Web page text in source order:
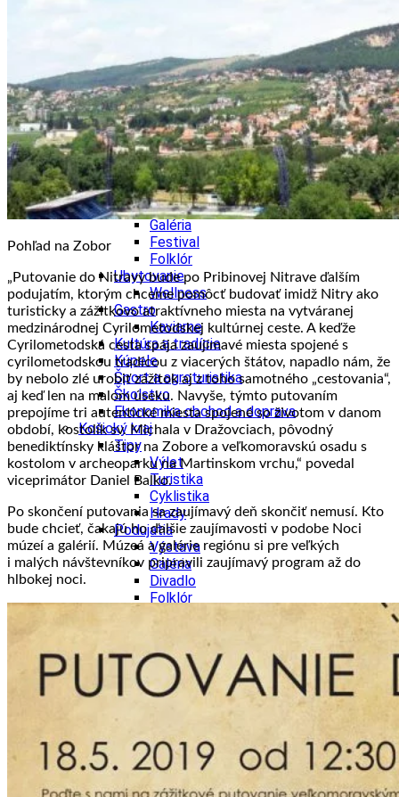
Školstvo
Ekonomika obchod a doprava
Banskobystrický kraj
Tipy
Výlet
Turistika
Cyklistika
Hrady
Podujatia
Výstava
Galéria
Festival
Folklór
Ubytovanie
Wellness
Gastro
Kaviarne
Kultúra a tradície
Kúpele
Šport a agroturistika
Školstvo
Ekonomika obchod a doprava
Košický kraj
Tipy
Výlet
Turistika
Cyklistika
Hrady
Podujatia
Výstava
Galéria
Divadlo
Folklór
Pobyty
Gastro
Kaviarne
Víno
Kultúra a tradície
Šport a agroturistika
Školstvo
Ekonomika obchod a doprava
Prešovský kraj
Pohľad na Zobor
„Putovanie do Nitravy bude po Pribinovej Nitrave ďalším
podujatím, ktorým chceme pomôcť budovať imidž Nitry ako
turisticky a zážitkovo atraktívneho miesta na vytváranej
medzinárodnej Cyrilometodskej kultúrnej ceste. A keďže
Cyrilometodská cesta spája zaujímavé miesta spojené s
cyrilometodskou tradícou z viacerých štátov, napadlo nám, že
by nebolo zlé urobiť zážitok aj z toho samotného „cestovania“,
aj keď len na malom úseku. Navyše, týmto putovaním
prepojíme tri autentické miesta spojené so životom v danom
období, kostolík sv. Michala v Dražovciach, pôvodný
benediktínsky kláštor na Zobore a veľkomoravskú osadu s
kostolom v archeoparku na Martinskom vrchu,“ povedal
viceprimátor Daniel Balko.
Po skončení putovania sa zaujímavý deň skončiť nemusí. Kto
bude chcieť, čakajú ho ďalšie zaujímavosti v podobe Noci
múzeí a galérií. Múzeá a galérie regiónu si pre veľkých
i malých návštevníkov pripravili zaujímavý program až do
hlbokej noci.